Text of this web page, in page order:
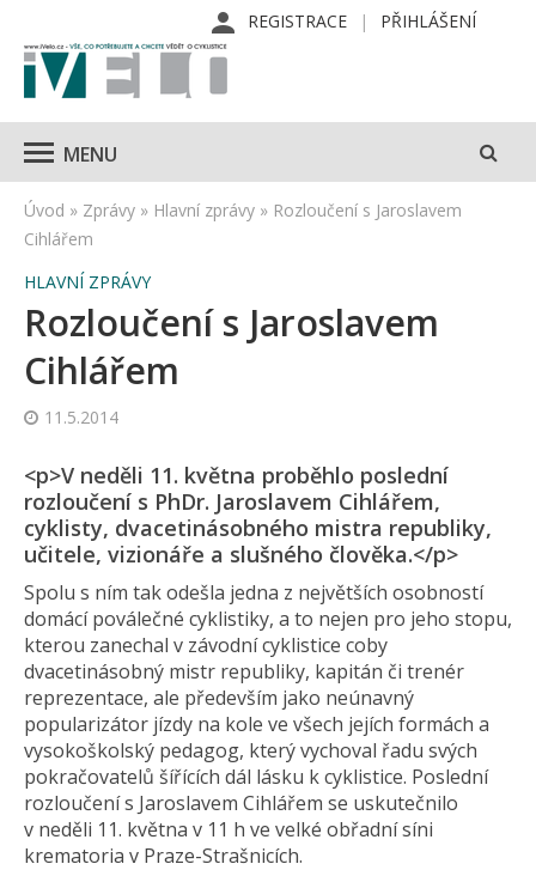
REGISTRACE PŘIHLÁŠENÍ
MENU
Úvod » Zprávy » Hlavní zprávy » Rozloučení s Jaroslavem
Cihlářem
HLAVNÍ ZPRÁVY
Rozloučení s Jaroslavem
Cihlářem
11.5.2014
<p>V neděli 11. května proběhlo poslední
rozloučení s PhDr. Jaroslavem Cihlářem,
cyklisty, dvacetinásobného mistra republiky,
učitele, vizionáře a slušného člověka.</p>
Spolu s ním tak odešla jedna z největších osobností
domácí poválečné cyklistiky, a to nejen pro jeho stopu,
kterou zanechal v závodní cyklistice coby
dvacetinásobný mistr republiky, kapitán či trenér
reprezentace, ale především jako neúnavný
popularizátor jízdy na kole ve všech jejích formách a
vysokoškolský pedagog, který vychoval řadu svých
pokračovatelů šířících dál lásku k cyklistice. Poslední
rozloučení s Jaroslavem Cihlářem se uskutečnilo
v neděli 11. května v 11 h ve velké obřadní síni
krematoria v Praze-Strašnicích.